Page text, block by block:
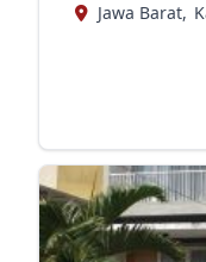
Jawa Barat,